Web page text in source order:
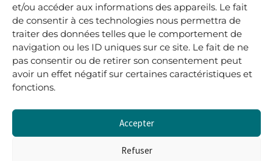
et/ou accéder aux informations des appareils. Le fait
de consentir à ces technologies nous permettra de
traiter des données telles que le comportement de
navigation ou les ID uniques sur ce site. Le fait de ne
pas consentir ou de retirer son consentement peut
avoir un effet négatif sur certaines caractéristiques et
fonctions.
Accepter
Refuser
.
MARDI AU SAMEDI
10H00-12H45 | 14H00 -19H00
boutique@lerenardetlasouris.com